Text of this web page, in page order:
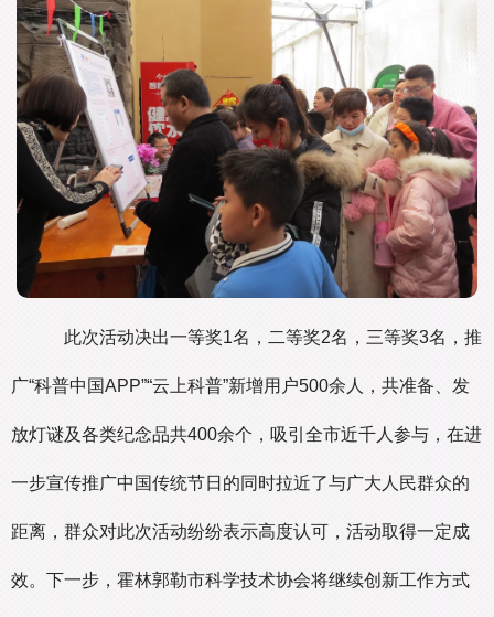
此次活动决出一等奖1名，二等奖2名，三等奖3名，推
广“科普中国APP”“云上科普”新增用户500余人，共准备、发
放灯谜及各类纪念品共400余个，吸引全市近千人参与，在进
一步宣传推广中国传统节日的同时拉近了与广大人民群众的
距离，群众对此次活动纷纷表示高度认可，活动取得一定成
效。下一步，霍林郭勒市科学技术协会将继续创新工作方式